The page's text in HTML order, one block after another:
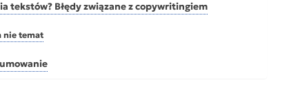
tekstów? Błędy związane z copywritingiem
nie temat